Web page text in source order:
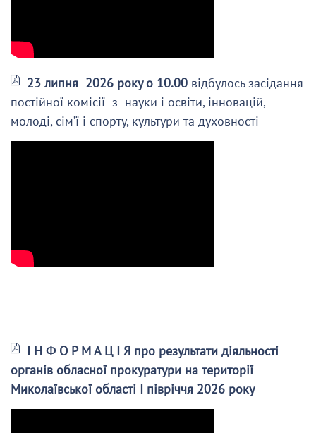
23 липня 2026 року о 10.00 відбулось засідання
постійної комісії з науки і освіти, інновацій,
молоді, сім’ї і спорту, культури та духовності
--------------------------------
І Н Ф О Р М А Ц І Я про результати діяльності
органів обласної прокуратури на території
Миколаївської області І півріччя 2026 року